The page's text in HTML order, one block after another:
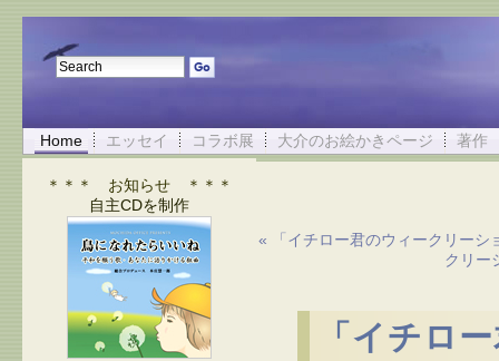
Home エッセイ コラボ展 大介のお絵かきページ 著作
« 「イチロー君のウィークリー
クリー
「イチロ
＊＊＊ お知らせ ＊＊＊
自主CDを制作